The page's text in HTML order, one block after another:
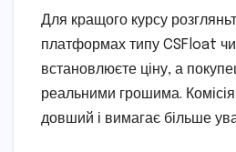
Для кращого курсу
платформах типу CSFloat
встановлюєте ціну, а
реальними грошима.
довший і вимагає більше